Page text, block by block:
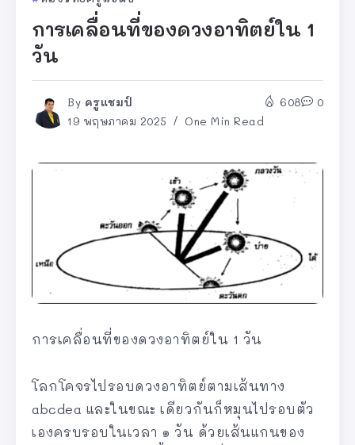
การเคลื่อนที่ของดวงอาทิตย์ใน 1
วัน
By ครูแชมป์
19 พฤษภาคม 2025
One Min Read
608 0
การเคลื่อนที่ของดวงอาทิตย์ใน 1 วัน
โลกโคจรไปรอบดวงอาทิตย์ตามเส้นทาง
abcdea และในขณะ เดียวกันก็หมุนไปรอบตัว
เองครบรอบในเวลา ๑ วัน ด้วยเส้นแกนของ